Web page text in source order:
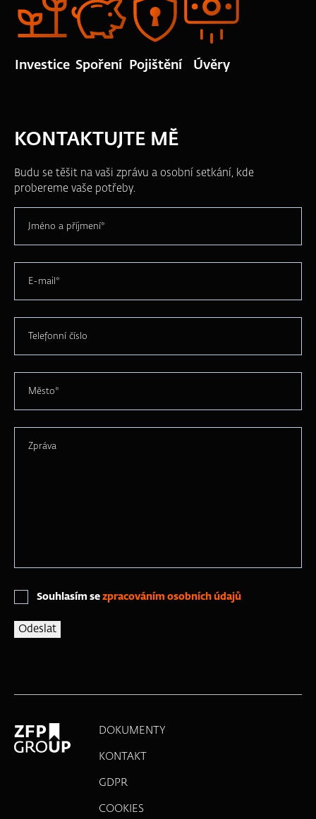
Investice Spoření Pojištění Úvěry
KONTAKTUJTE MĚ
Budu se těšit na vaši zprávu a osobní setkání, kde
probereme vaše potřeby.
Jméno a příjmení*
E-mail*
Telefonní číslo
Město*
Zpráva
Souhlasím se zpracováním osobních údajů
DOKUMENTY
KONTAKT
GDPR
COOKIES